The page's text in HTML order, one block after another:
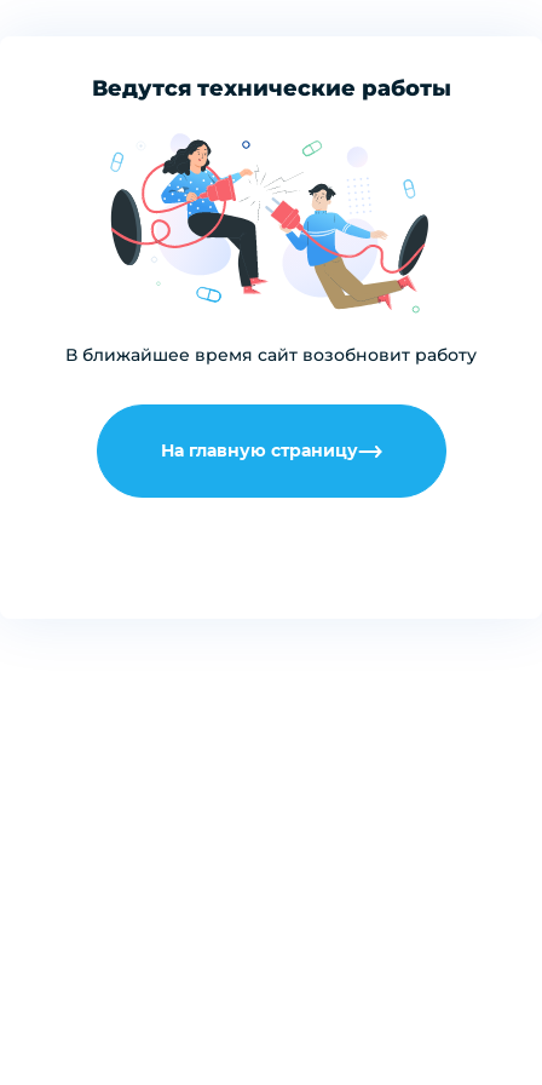
Ведутся технические работы
В ближайшее время сайт возобновит работу
На главную страницу